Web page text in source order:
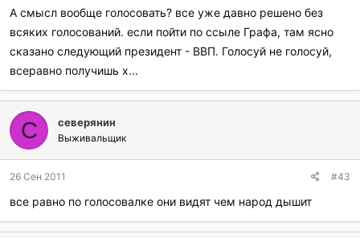
А смысл вообще голосовать? все уже давно решено без
всяких голосований. если пойти по ссыле Графа, там ясно
сказано следующий президент - ВВП. Голосуй не голосуй,
всеравно получишь х...
С северянин
Выживальщик
26 Сен 2011 #43
все равно по голосовалке они видят чем народ дышит